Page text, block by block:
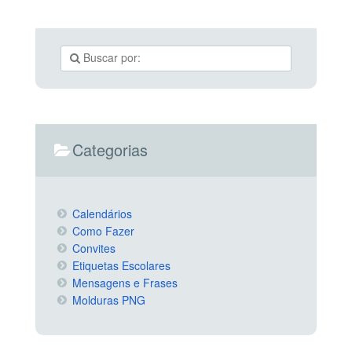
Categorias
Calendários
Como Fazer
Convites
Etiquetas Escolares
Mensagens e Frases
Molduras PNG